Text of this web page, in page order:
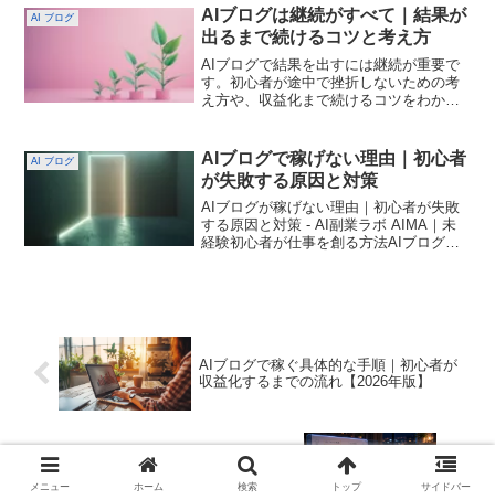
ます。AIで稼ぐ人との差を恐れない｜AI
時代に焦らなくていい理由 - AI副業ラボ
AIMA｜未経験初心者が仕事を創る方法
AI ブログ
AIブログは継続がすべて｜結果が
出るまで続けるコツと考え方
AIブログで結果を出すには継続が重要で
す。初心者が途中で挫折しないための考
え方や、収益化まで続けるコツをわかり
す。そのため、AIを使って記事作成の時
間を最短化することが、継続のための重
要な施策です
AI ブログ
AIブログで稼げない理由｜初心者
が失敗する原因と対策
AIブログが稼げない理由｜初心者が失敗
する原因と対策 - AI副業ラボ AIMA｜未
経験初心者が仕事を創る方法AIブログで
AIブログで稼ぐ具体的な手順｜初心者が
収益化するまでの流れ【2026年版】
AIでブログ記事を量産しても伸びない・
稼げない理由｜独自性を取り入れて収益
化する方法
メニュー ホーム 検索 トップ サイドバー